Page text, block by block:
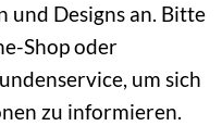
und Designs an. Bitte
Shop oder
um sich
zu informieren.